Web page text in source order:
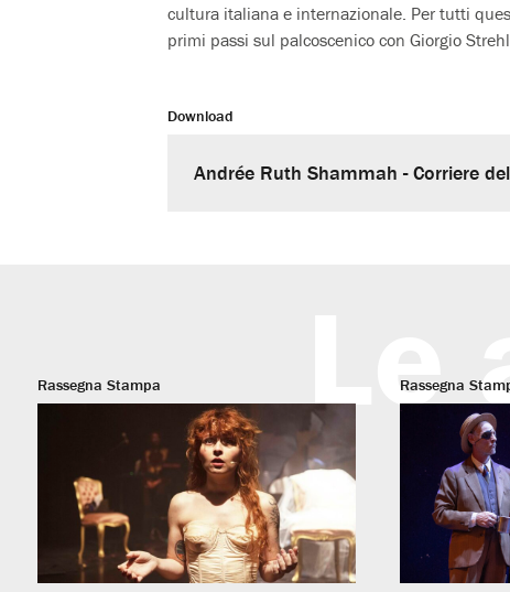
cultura italiana e internazionale. Per tutti
primi passi sul palcoscenico con Giorgio
Download
Andrée Ruth Shammah - Corriere
Le
Rassegna Stampa Rassegna